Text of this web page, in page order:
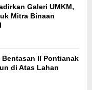
Galeri UMKM,
Mitra Binaan
II Pontianak
di Atas Lahan